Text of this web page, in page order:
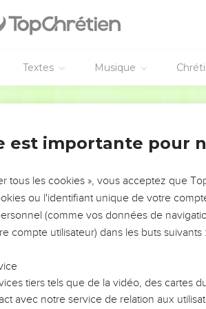
Textes Musique
signe extraordinaire devant nous. Ainsi
ce temple, et toi, en trois jours, tu
de son corps.
milieu des morts, ses disciples se
et aux paroles de Jésus.
qu’il les connaît tous.
est importante pour
tous les cookies », vous acceptez que
ou l'identifiant unique de votre
(comme vos données de
compte utilisateur) dans les buts suivants :
tiers tels que de la vidéo, des cartes
avec notre service de relation aux